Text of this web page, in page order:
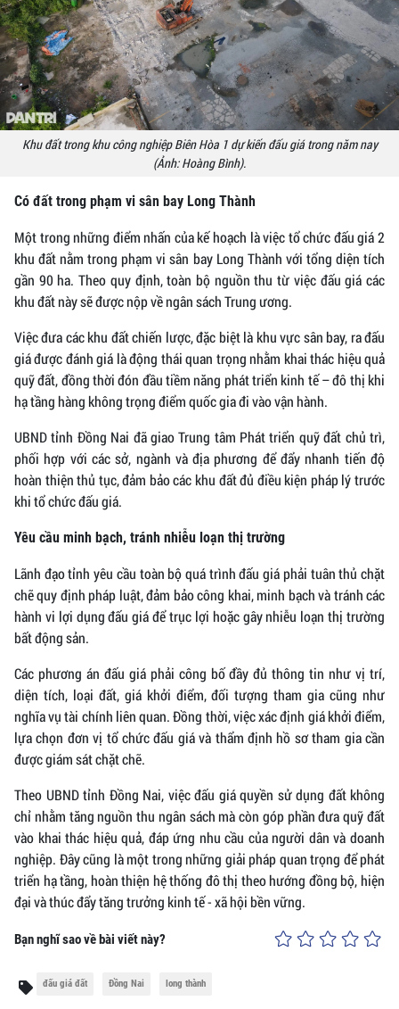
Khu đất trong khu công nghiệp Biên Hòa 1 dự kiến đấu giá trong năm nay
(Ảnh: Hoàng Bình).
Có đất trong phạm vi sân bay Long Thành
Một trong những điểm nhấn của kế hoạch là việc tổ chức đấu giá 2
khu đất nằm trong phạm vi sân bay Long Thành với tổng diện tích
gần 90 ha. Theo quy định, toàn bộ nguồn thu từ việc đấu giá các
khu đất này sẽ được nộp về ngân sách Trung ương.
Việc đưa các khu đất chiến lược, đặc biệt là khu vực sân bay, ra đấu
giá được đánh giá là động thái quan trọng nhằm khai thác hiệu quả
quỹ đất, đồng thời đón đầu tiềm năng phát triển kinh tế – đô thị khi
hạ tầng hàng không trọng điểm quốc gia đi vào vận hành.
UBND tỉnh Đồng Nai đã giao Trung tâm Phát triển quỹ đất chủ trì,
phối hợp với các sở, ngành và địa phương để đẩy nhanh tiến độ
hoàn thiện thủ tục, đảm bảo các khu đất đủ điều kiện pháp lý trước
khi tổ chức đấu giá.
Yêu cầu minh bạch, tránh nhiễu loạn thị trường
Lãnh đạo tỉnh yêu cầu toàn bộ quá trình đấu giá phải tuân thủ chặt
chẽ quy định pháp luật, đảm bảo công khai, minh bạch và tránh các
hành vi lợi dụng đấu giá để trục lợi hoặc gây nhiễu loạn thị trường
bất động sản.
Các phương án đấu giá phải công bố đầy đủ thông tin như vị trí,
diện tích, loại đất, giá khởi điểm, đối tượng tham gia cũng như
nghĩa vụ tài chính liên quan. Đồng thời, việc xác định giá khởi điểm,
lựa chọn đơn vị tổ chức đấu giá và thẩm định hồ sơ tham gia cần
được giám sát chặt chẽ.
Theo UBND tỉnh Đồng Nai, việc đấu giá quyền sử dụng đất không
chỉ nhằm tăng nguồn thu ngân sách mà còn góp phần đưa quỹ đất
vào khai thác hiệu quả, đáp ứng nhu cầu của người dân và doanh
nghiệp. Đây cũng là một trong những giải pháp quan trọng để phát
triển hạ tầng, hoàn thiện hệ thống đô thị theo hướng đồng bộ, hiện
đại và thúc đẩy tăng trưởng kinh tế - xã hội bền vững.
Bạn nghĩ sao về bài viết này?
đấu giá đất Đồng Nai long thành